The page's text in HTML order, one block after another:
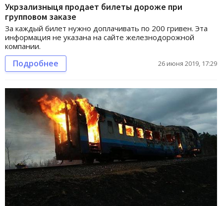
Укрзализныця продает билеты дороже при
групповом заказе
За каждый билет нужно доплачивать по 200 гривен. Эта
информация не указана на сайте железнодорожной
компании.
Подробнее 26 июня 2019, 17:29